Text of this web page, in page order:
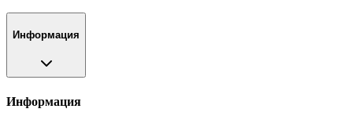
Информация
Информация